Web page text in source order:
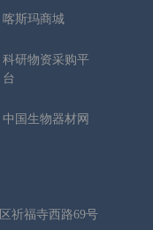
喀斯玛商城
科研物资采购平
台
中国生物器材网
祈福寺西路69号